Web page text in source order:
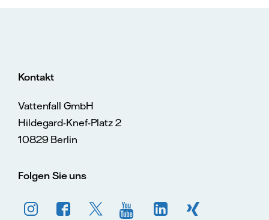
Kontakt
Vattenfall GmbH
Hildegard-Knef-Platz 2
10829 Berlin
Folgen Sie uns